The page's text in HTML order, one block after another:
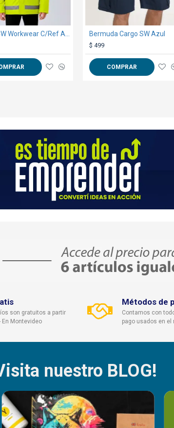
Hombros 46 47 48
**Medidas aproximadas,
GARANTÍA:ver condiciones
Mochila Travel Verde Militar
$ 299
COMPRAR
Bermuda Cargo SW Azul
$ 499
COMPRAR
son gratuitos a partir
En Montevideo
Métodos de
Contamos con
pago usados en el
nuestro BLOG!